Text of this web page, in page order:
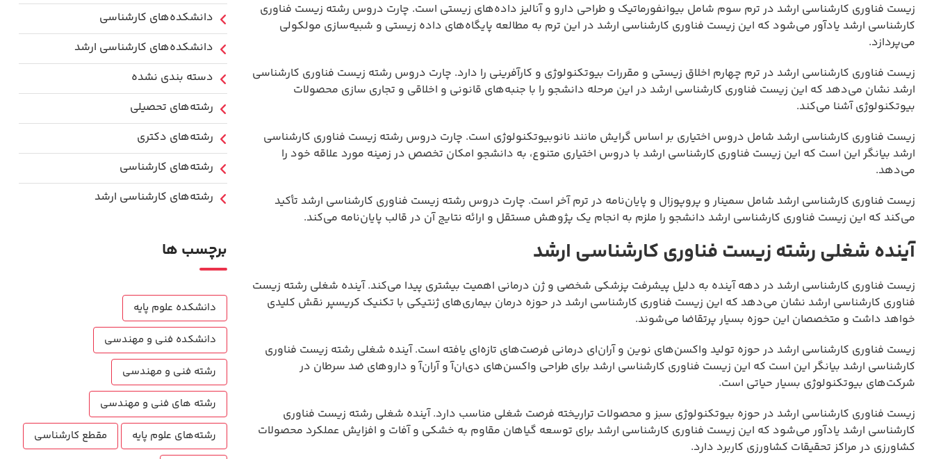
زیست فناوری کارشناسی ارشد در ترم سوم شامل بیوانفورماتیک و طراحی دارو و آنالیز داده‌های زیستی است. چارت دروس رشته زیست فناوری
کارشناسی ارشد یادآور می‌شود که این زیست فناوری کارشناسی ارشد در این ترم به مطالعه پایگاه‌های داده زیستی و شبیه‌سازی مولکولی
می‌پردازد.
زیست فناوری کارشناسی ارشد در ترم چهارم اخلاق زیستی و مقررات بیوتکنولوژی و کارآفرینی را دارد. چارت دروس رشته زیست فناوری کارشناسی
ارشد نشان می‌دهد که این زیست فناوری کارشناسی ارشد در این مرحله دانشجو را با جنبه‌های قانونی و اخلاقی و تجاری سازی محصولات
بیوتکنولوژی آشنا می‌کند.
زیست فناوری کارشناسی ارشد شامل دروس اختیاری بر اساس گرایش مانند نانوبیوتکنولوژی است. چارت دروس رشته زیست فناوری کارشناسی
ارشد بیانگر این است که این زیست فناوری کارشناسی ارشد با دروس اختیاری متنوع، به دانشجو امکان تخصص در زمینه مورد علاقه خود را
می‌دهد.
زیست فناوری کارشناسی ارشد شامل سمینار و پروپوزال و پایان‌نامه در ترم آخر است. چارت دروس رشته زیست فناوری کارشناسی ارشد تأکید
می‌کند که این زیست فناوری کارشناسی ارشد دانشجو را ملزم به انجام یک پژوهش مستقل و ارائه نتایج آن در قالب پایان‌نامه می‌کند.
آینده شغلی رشته زیست فناوری کارشناسی ارشد
زیست فناوری کارشناسی ارشد در دهه آینده به دلیل پیشرفت پزشکی شخصی و ژن درمانی اهمیت بیشتری پیدا می‌کند. آینده شغلی رشته زیست
فناوری کارشناسی ارشد نشان می‌دهد که این زیست فناوری کارشناسی ارشد در حوزه درمان بیماری‌های ژنتیکی با تکنیک کریسپر نقش کلیدی
خواهد داشت و متخصصان این حوزه بسیار پرتقاضا می‌شوند.
زیست فناوری کارشناسی ارشد در حوزه تولید واکسن‌های نوین و آر‌ان‌ای درمانی فرصت‌های تازه‌ای یافته است. آینده شغلی رشته زیست فناوری
کارشناسی ارشد بیانگر این است که این زیست فناوری کارشناسی ارشد برای طراحی واکسن‌های دی‌ان‌آ و آر‌ان‌آ و داروهای ضد سرطان در
شرکت‌های بیوتکنولوژی بسیار حیاتی است.
زیست فناوری کارشناسی ارشد در حوزه بیوتکنولوژی سبز و محصولات تراریخته فرصت شغلی مناسب دارد. آینده شغلی رشته زیست فناوری
کارشناسی ارشد یادآور می‌شود که این زیست فناوری کارشناسی ارشد برای توسعه گیاهان مقاوم به خشکی و آفات و افزایش عملکرد محصولات
کشاورزی در مراکز تحقیقات کشاورزی کاربرد دارد.
دانشکده‌های کارشناسی
دانشکده‌های کارشناسی ارشد
دسته بندی نشده
رشته‌های تحصیلی
رشته‌های دکتری
رشته‌های کارشناسی
رشته‌های کارشناسی ارشد
برچسب ها
دانشکده علوم پایه
دانشکده فنی و مهندسی
رشته فنی و مهندسی
رشته های فنی و مهندسی
رشته‌های علوم پایه
مقطع کارشناسی